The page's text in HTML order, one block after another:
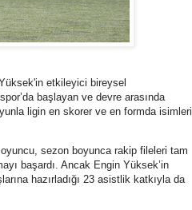
etkileyici bireysel
başlayan ve devre arasında
ligin en skorer ve en formda isimleri
sezon boyunca rakip fileleri tam
başardı. Ancak Engin Yüksek’in
hazırladığı 23 asistlik katkıyla da